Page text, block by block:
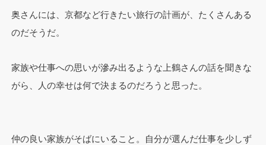
奥さんには、京都など行きたい旅行の計画が、たくさんある
のだそうだ。
家族や仕事への思いが滲み出るような上鶴さんの話を聞きな
がら、人の幸せは何で決まるのだろうと思った。
仲の良い家族がそばにいること。自分が選んだ仕事を少しず